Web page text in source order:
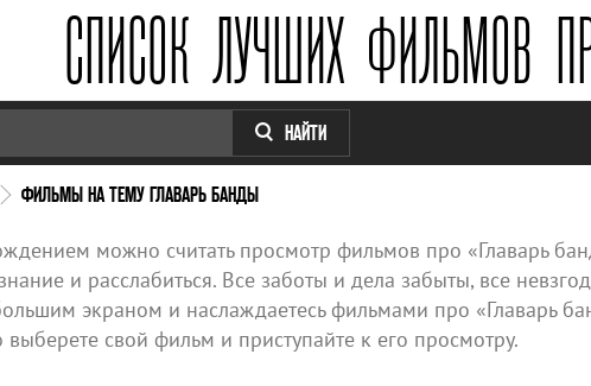
СПИСОК ЛУЧШИХ ФИЛЬМОВ
НАЙТИ
ФИЛЬМЫ НА ТЕМУ ГЛАВАРЬ БАНДЫ
можно считать просмотр фильмов про «Главарь
и расслабиться. Все заботы и дела забыты, все
экраном и наслаждаетесь фильмами про «Главарь
выберете свой фильм и приступайте к его просмотру.